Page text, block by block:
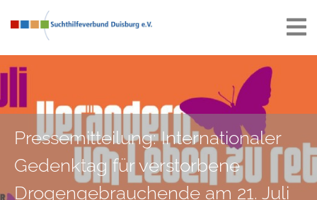
Pressemitteilung: Internationaler
Gedenktag für verstorbene
Drogengebrauchende am 21. Juli